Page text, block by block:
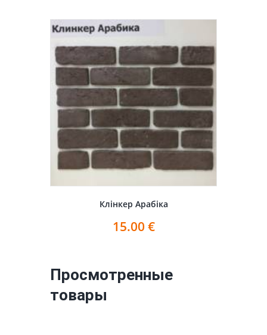
Клінкер Арабіка
15.00 €
Просмотренные
товары